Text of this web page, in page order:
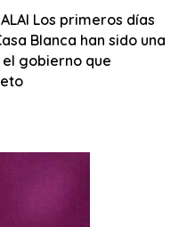
Los primeros días
Blanca han sido una
gobierno que